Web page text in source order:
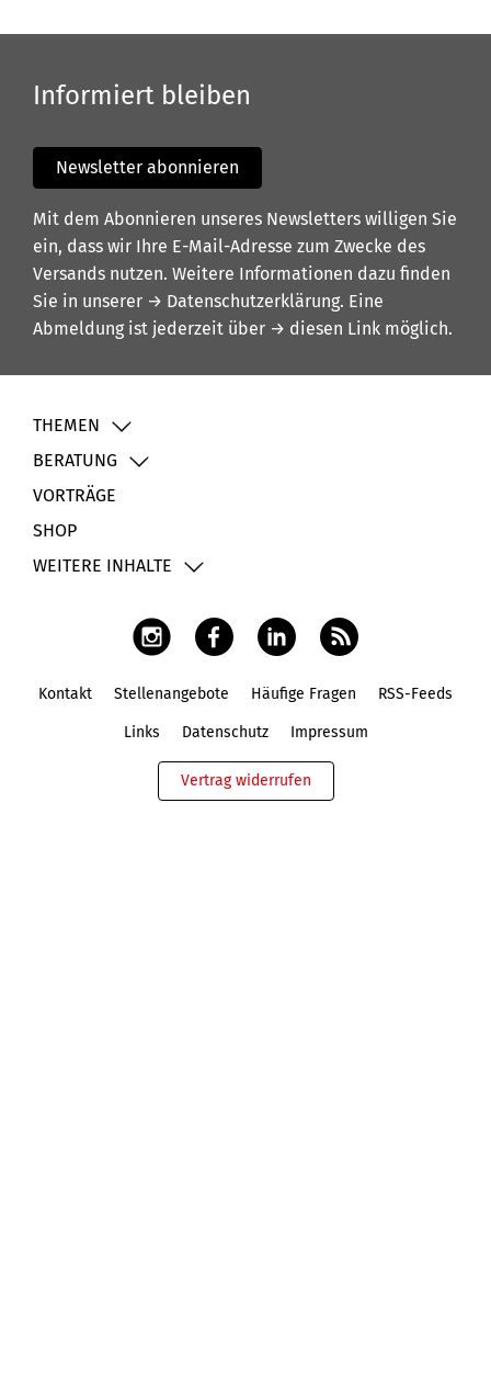
Informiert bleiben
Newsletter abonnieren
Mit dem Abonnieren unseres Newsletters willigen Sie
ein, dass wir Ihre E-Mail-Adresse zum Zwecke des
Versands nutzen. Weitere Informationen dazu finden
Sie in unserer → Datenschutzerklärung. Eine
Abmeldung ist jederzeit über → diesen Link möglich.
THEMEN
BERATUNG
VORTRÄGE
SHOP
WEITERE INHALTE
Kontakt Stellenangebote Häufige Fragen RSS-Feeds
Links Datenschutz Impressum
Vertrag widerrufen